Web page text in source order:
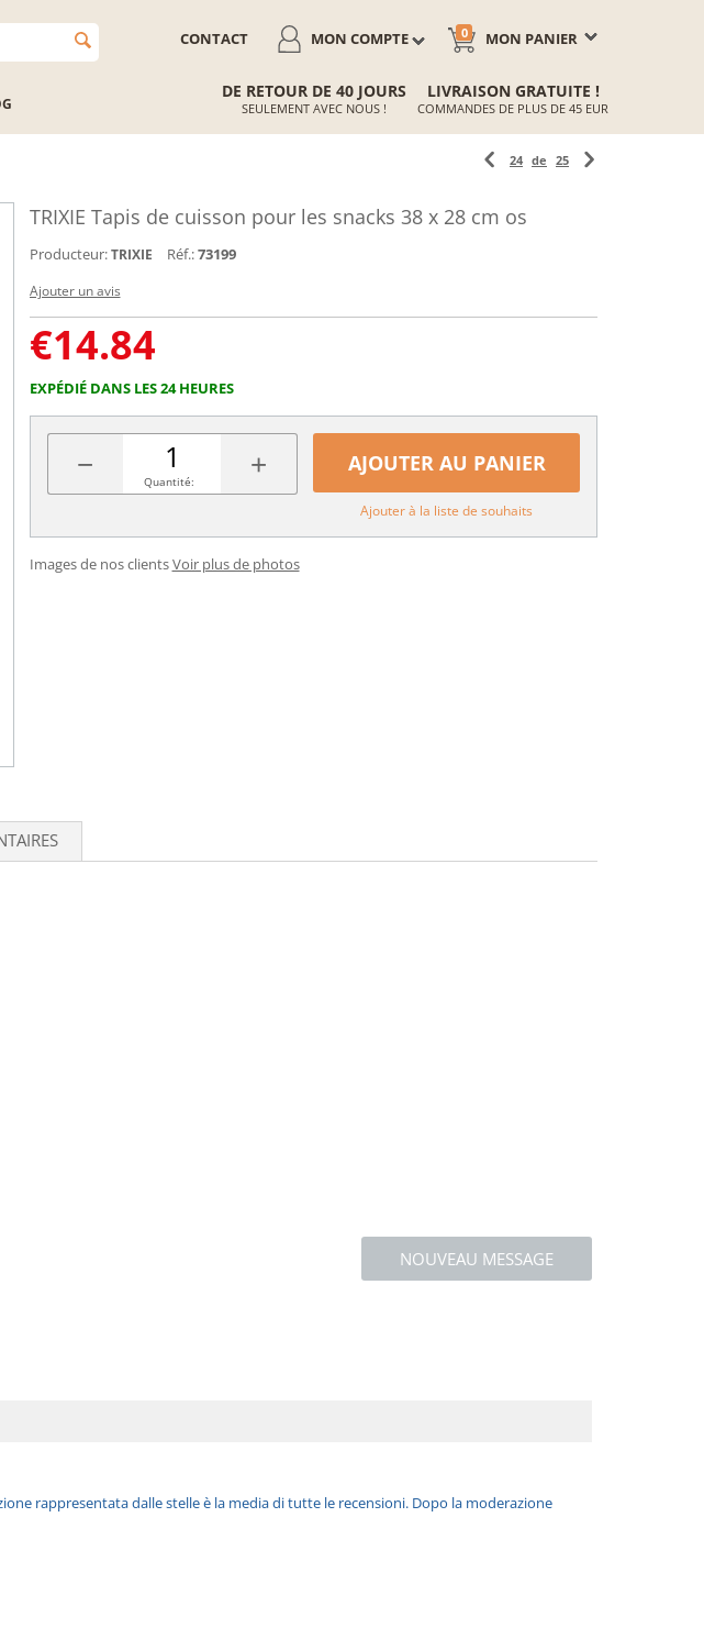
MON PANIER
0
MON COMPTE
CONTACT
DE RETOUR DE 40 JOURS
SEULEMENT AVEC NOUS !
LIVRAISON GRATUITE !
COMMANDES DE PLUS DE 45 EUR
24 de 25
TRIXIE Tapis de cuisson pour les snacks 38 x 28 cm os
Producteur: TRIXIE Réf.:73199
Ajouter un avis
€14.84
EXPÉDIÉ DANS LES 24 HEURES
− +
Quantité:
AJOUTER AU PANIER
Ajouter à la liste de souhaits
Images de nos clientsVoir plus de photos
NOUVEAU MESSAGE
rappresentata dalle stelle è la media di tutte le recensioni. Dopo la moderazione